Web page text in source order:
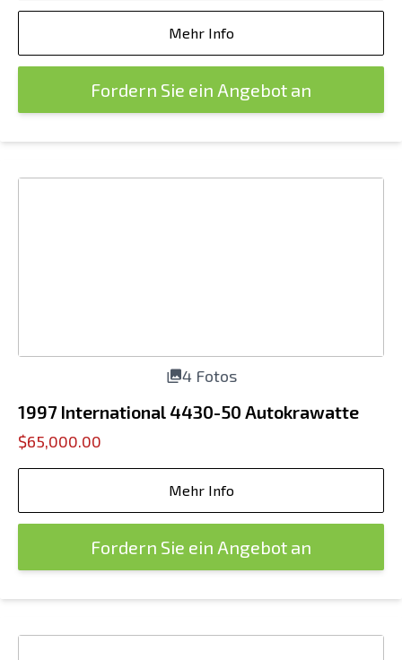
Mehr Info
Fordern Sie ein Angebot an
4 Fotos
1997 International 4430-50 Autokrawatte
$65,000.00
Mehr Info
Fordern Sie ein Angebot an